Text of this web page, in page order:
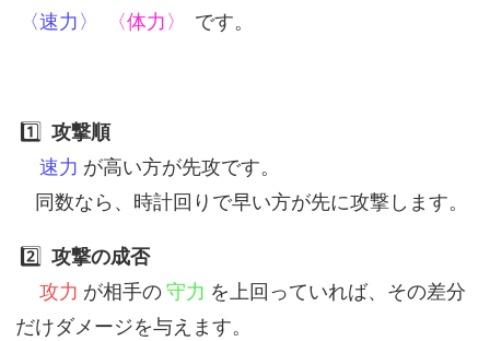
〈速力〉 〈体力〉 です。
1️⃣ 攻撃順
速力 が高い方が先攻です。
同数なら、時計回りで早い方が先に攻撃します。
2️⃣ 攻撃の成否
攻力 が相手の 守力 を上回っていれば、その差分
だけダメージを与えます。